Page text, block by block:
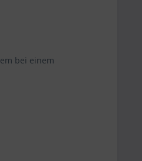
bei einem